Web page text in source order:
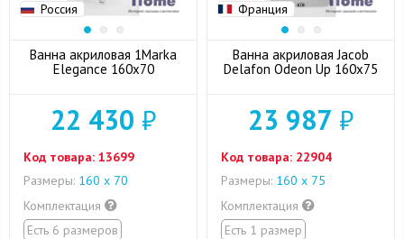
Россия
Ванна акриловая 1Marka
Elegance 160x70
22 430 ₽
Код товара: 13699
Размеры: 160 х 70
Комплектация
Есть 6 размеров
Франция
Ванна акриловая Jacob
Delafon Odeon Up 160x75
23 987 ₽
Код товара: 22904
Размеры: 160 х 75
Комплектация
Есть 1 размер